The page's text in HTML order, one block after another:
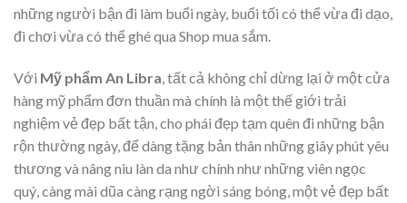
những người bận đi làm buổi ngày, buổi tối có thể vừa đi dạo,
đi chơi vừa có thể ghé qua Shop mua sắm.
Với Mỹ phẩm An Libra , tất cả không chỉ dừng lại ở một cửa
hàng mỹ phẩm đơn thuần mà chính là một thế giới trải
nghiệm vẻ đẹp bất tận, cho phái đẹp tạm quên đi những bận
rộn thường ngày, để dàng tặng bản thân những giây phút yêu
thương và nâng niu làn da như chính như những viên ngọc
quý, càng mài dũa càng rạng ngời sáng bóng, một vẻ đẹp bất